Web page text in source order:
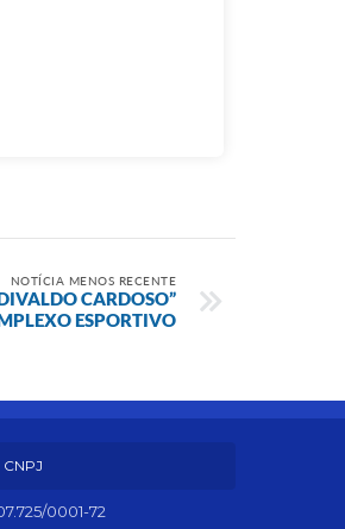
NOTÍCIA MENOS RECENTE
CARDOSO”
ESPORTIVO
CNPJ
0001-72